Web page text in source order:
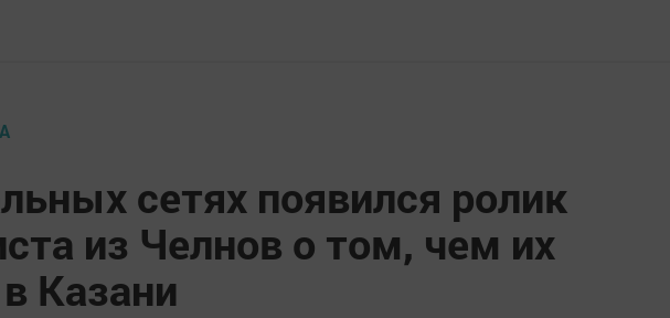
сетях появился ролик
из Челнов о том, чем их
Казани